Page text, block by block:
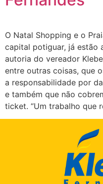
O Natal Shopping e o
capital potiguar, já estão
autoria do vereador
entre outras coisas, que
a responsabilidade por
e também que não
ticket. “Um trabalho que